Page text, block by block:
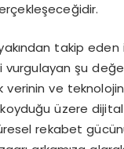
takip
şu
verinin ve
üzere
rekabet